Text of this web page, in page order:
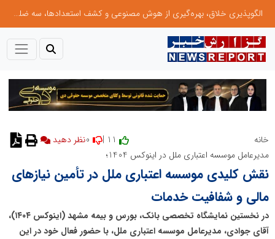
الگوپذیری خلاق، بهره‌گیری از هوش مصنوعی و کشف استعدادها، سه ضلع موفقیت جوانان کارآفرین
خانه
مدیرعامل موسسه اعتباری ملل در اینوکس 1404؛
نقش کلیدی موسسه اعتباری ملل در تأمین نیازهای
مالی و شفافیت خدمات
در نخستین نمایشگاه تخصصی بانک، بورس و بیمه مشهد (اینوکس ۱۴۰۴)،
آقای جوادی، مدیرعامل موسسه اعتباری ملل، با حضور فعال خود در این